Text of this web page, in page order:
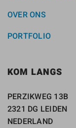
OVER ONS
PORTFOLIO
KOM LANGS
PERZIKWEG 13B
2321 DG LEIDEN
NEDERLAND